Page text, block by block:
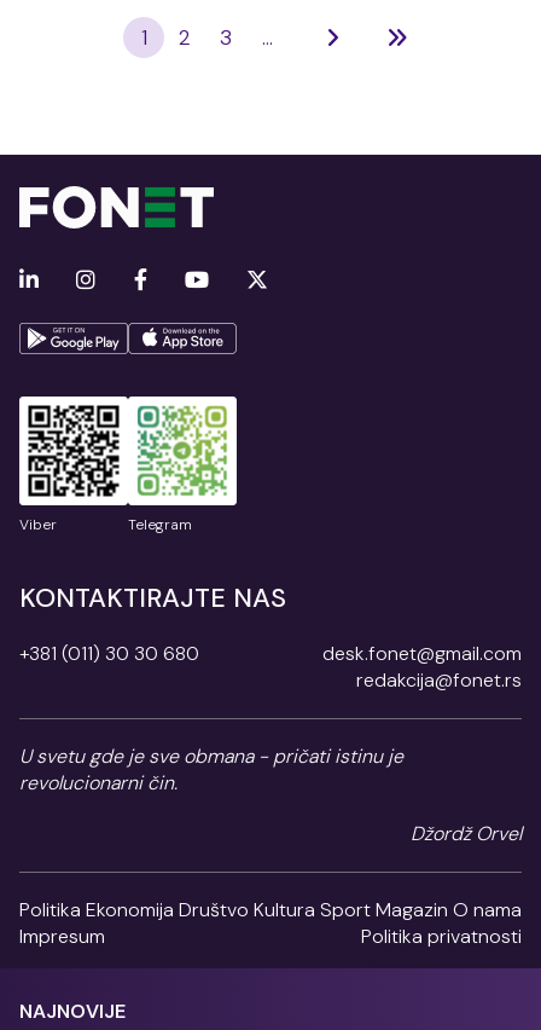
1 2 3 ...
Viber Telegram
KONTAKTIRAJTE NAS
+381 (011) 30 30 680
desk.fonet@gmail.com
redakcija@fonet.rs
U svetu gde je sve obmana - pričati istinu je
revolucionarni čin.
Džordž Orvel
Politika Ekonomija Društvo Kultura SportMagazin O nama
Impresum
Politika privatnosti
NAJNOVIJE